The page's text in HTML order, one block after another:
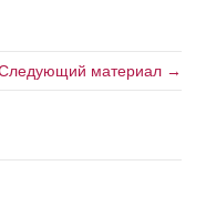
материал →